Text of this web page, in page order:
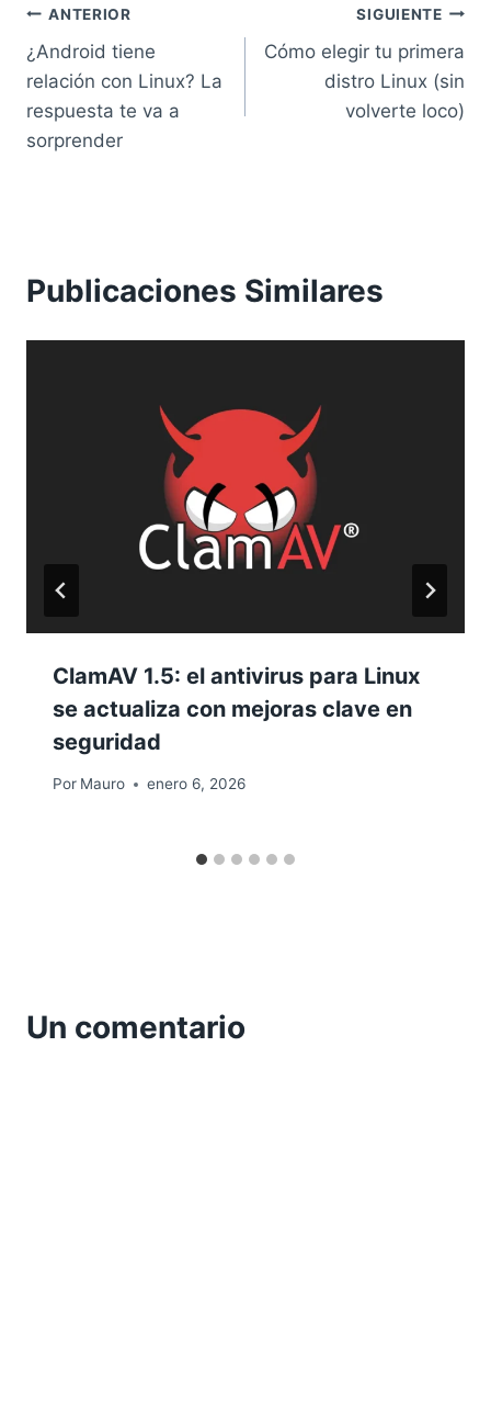
Navegación
de
entradas
ANTERIOR
¿Android tiene
relación con Linux? La
respuesta te va a
sorprender
SIGUIENTE
Cómo elegir tu primera
distro Linux (sin
volverte loco)
Publicaciones Similares
ClamAV 1.5: el antivirus para Linux
se actualiza con mejoras clave en
seguridad
Por Mauro enero 6, 2026
Un comentario